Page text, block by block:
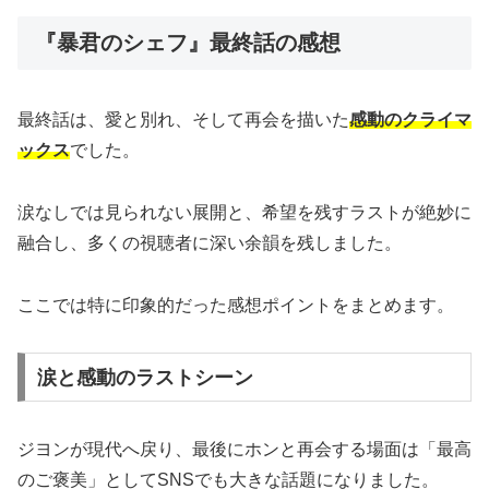
『暴君のシェフ』最終話の感想
最終話は、愛と別れ、そして再会を描いた感動のクライマ
ックスでした。
涙なしでは見られない展開と、希望を残すラストが絶妙に
融合し、多くの視聴者に深い余韻を残しました。
ここでは特に印象的だった感想ポイントをまとめます。
涙と感動のラストシーン
ジヨンが現代へ戻り、最後にホンと再会する場面は「最高
のご褒美」としてSNSでも大きな話題になりました。